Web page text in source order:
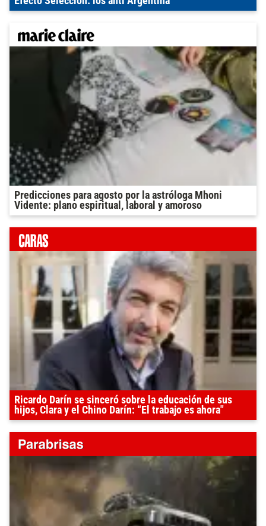
Predicciones para agosto por la astróloga Mhoni
Vidente: plano espiritual, laboral y amoroso
Ricardo Darín se sinceró sobre la educación de sus
hijos, Clara y el Chino Darín: “El trabajo es ahora"